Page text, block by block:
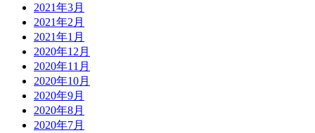
2021年3月
2021年2月
2021年1月
2020年12月
2020年11月
2020年10月
2020年9月
2020年8月
2020年7月